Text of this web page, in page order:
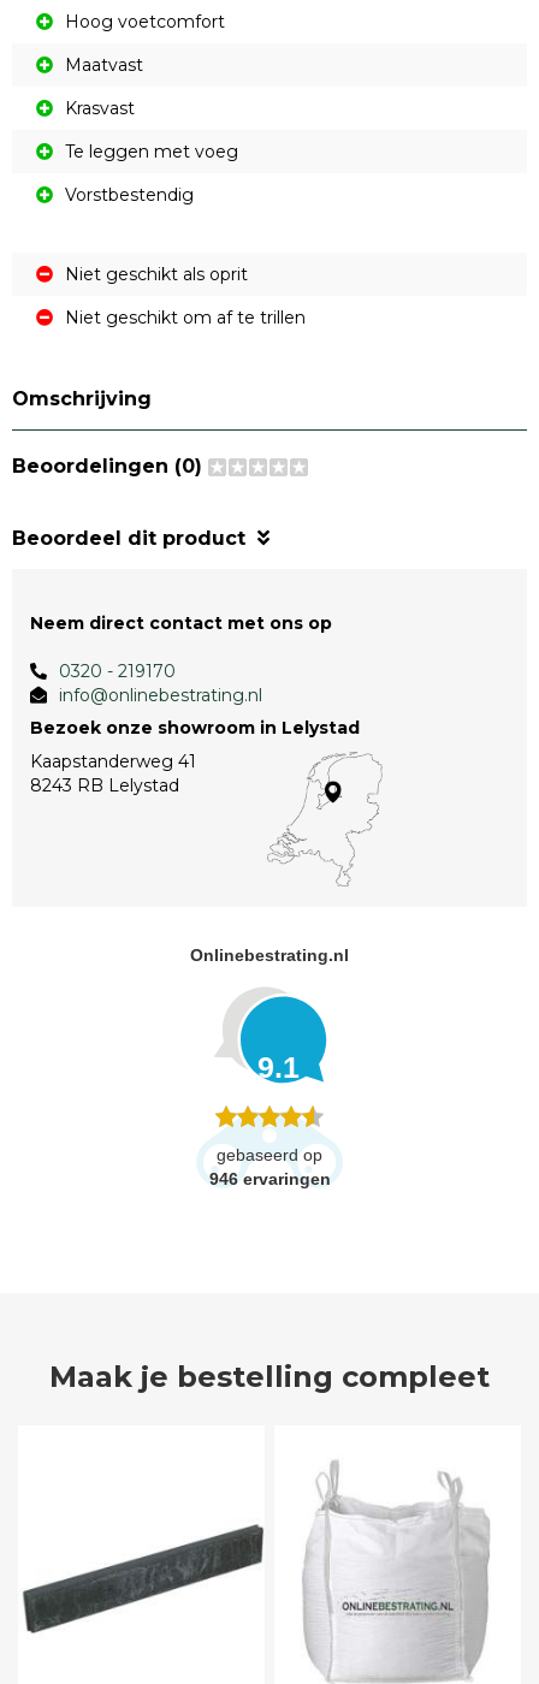
Hoog voetcomfort
Maatvast
Krasvast
Te leggen met voeg
Vorstbestendig
Niet geschikt als oprit
Niet geschikt om af te trillen
Omschrijving
Beoordelingen (0)
Beoordeel dit product
Neem direct contact met ons op
0320 - 219170
info@onlinebestrating.nl
Bezoek onze showroom in Lelystad
Kaapstanderweg 41
8243 RB Lelystad
Onlinebestrating.nl
9.1
gebaseerd op
946 ervaringen
Maak je bestelling compleet